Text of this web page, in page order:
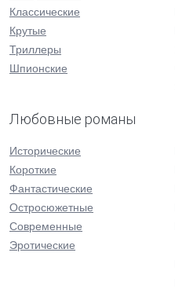
Классические
Крутые
Триллеры
Шпионские
Любовные романы
Исторические
Короткие
Фантастические
Остросюжетные
Современные
Эротические